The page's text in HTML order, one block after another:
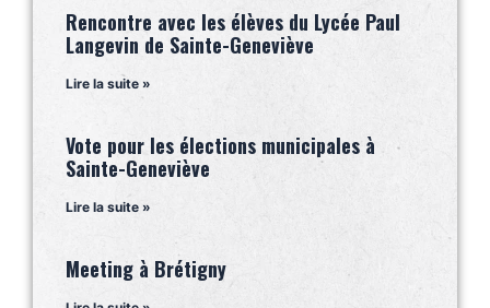
Rencontre avec les élèves du Lycée Paul
Langevin de Sainte-Geneviève
Lire la suite »
Vote pour les élections municipales à
Sainte-Geneviève
Lire la suite »
Meeting à Brétigny